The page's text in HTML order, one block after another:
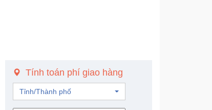
Tính toán phí giao hàng
Tỉnh/Thành phố